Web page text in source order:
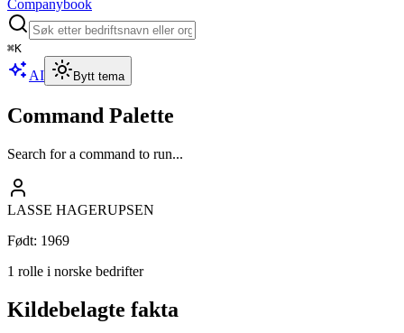
Companybook
⌘K
AI Bytt tema
Command Palette
Search for a command to run...
LASSE HAGERUPSEN
Født: 1969
1 rolle i norske bedrifter
Kildebelagte fakta